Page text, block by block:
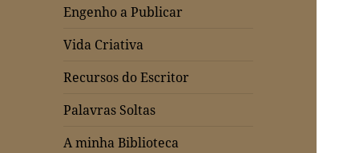
Engenho a Publicar
Vida Criativa
Recursos do Escritor
Palavras Soltas
A minha Biblioteca